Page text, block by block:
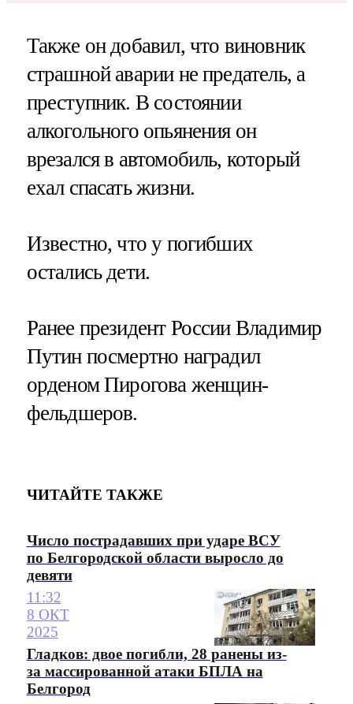
Также он добавил, что виновник
страшной аварии не предатель, а
преступник. В состоянии
алкогольного опьянения он
врезался в автомобиль, который
ехал спасать жизни.
Известно, что у погибших
остались дети.
Ранее президент России Владимир
Путин посмертно наградил
орденом Пирогова женщин-
фельдшеров.
ЧИТАЙТЕ ТАКЖЕ
Число пострадавших при ударе ВСУ
по Белгородской области выросло до
девяти
11:32
8 ОКТ
2025
Гладков: двое погибли, 28 ранены из-
за массированной атаки БПЛА на
Белгород